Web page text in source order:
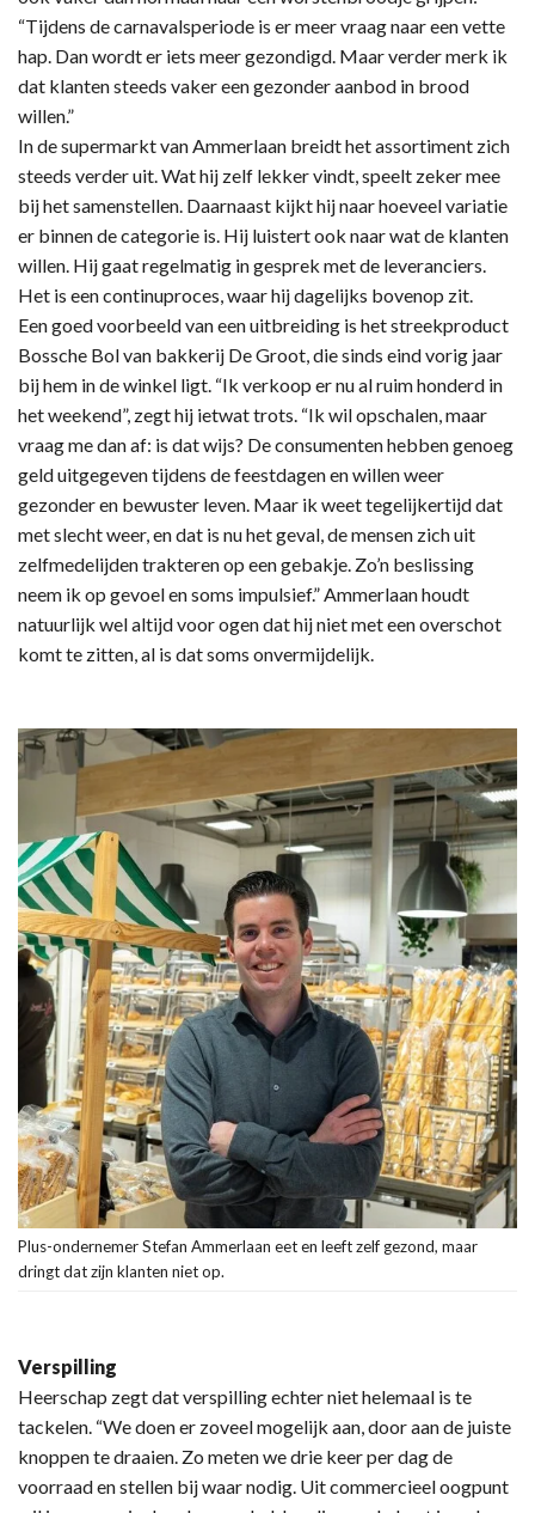
“Tijdens de carnavalsperiode is er meer vraag naar een vette
hap. Dan wordt er iets meer gezondigd. Maar verder merk ik
dat klanten steeds vaker een gezonder aanbod in brood
willen.”
In de supermarkt van Ammerlaan breidt het assortiment zich
steeds verder uit. Wat hij zelf lekker vindt, speelt zeker mee
bij het samenstellen. Daarnaast kijkt hij naar hoeveel variatie
er binnen de categorie is. Hij luistert ook naar wat de klanten
willen. Hij gaat regelmatig in gesprek met de leveranciers.
Het is een continuproces, waar hij dagelijks bovenop zit.
Een goed voorbeeld van een uitbreiding is het streekproduct
Bossche Bol van bakkerij De Groot, die sinds eind vorig jaar
bij hem in de winkel ligt. “Ik verkoop er nu al ruim honderd in
het weekend”, zegt hij ietwat trots. “Ik wil opschalen, maar
vraag me dan af: is dat wijs? De consumenten hebben genoeg
geld uitgegeven tijdens de feestdagen en willen weer
gezonder en bewuster leven. Maar ik weet tegelijkertijd dat
met slecht weer, en dat is nu het geval, de mensen zich uit
zelfmedelijden trakteren op een gebakje. Zo’n beslissing
neem ik op gevoel en soms impulsief.” Ammerlaan houdt
natuurlijk wel altijd voor ogen dat hij niet met een overschot
komt te zitten, al is dat soms onvermijdelijk.
Plus-ondernemer Stefan Ammerlaan eet en leeft zelf gezond, maar
dringt dat zijn klanten niet op.
Verspilling
Heerschap zegt dat verspilling echter niet helemaal is te
tackelen. “We doen er zoveel mogelijk aan, door aan de juiste
knoppen te draaien. Zo meten we drie keer per dag de
voorraad en stellen bij waar nodig. Uit commercieel oogpunt